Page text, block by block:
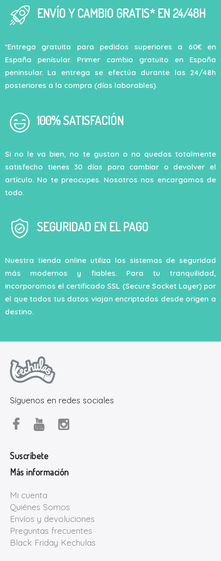
ENVÍO Y CAMBIO GRATIS* EN 24/48H
*Entrega gratuita para pedidos superiores a 60€ en
España penísular. Primer cambio gratuito en España
peninsular. La entrega se efectúa durante las 24/48h
posteriores a la compra (días laborables).
100% SATISFACIÓN
Si no le va bien, no te gustan o no quedas totalmente
satisfecho tienes 30 días para cambiar o devolver el
artículo. No te preocupes. Nosotros nos encargamos de
todo.
SEGURIDAD EN EL PAGO
Nuestra tienda online utiliza los sistemas de seguridad
más modernos y fiables. Para tu tranquilidad,
incorporamos el certificado SSL (Secure Socket Layer) por
el que todos tus datos viajan encriptados desde origen a
destino.
Síguenos en redes sociales
Suscríbete
Más información
Mi cuenta
Quiénes Somos
Envíos y devoluciones
Preguntas frecuentes
Black Friday Kechulas